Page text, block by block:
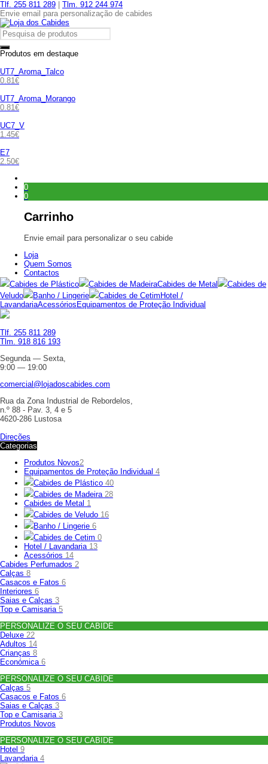
Tlf. 255 811 289
Tlm. 912 244 974
Envie email para personalização de cabides
Produtos em destaque
UT7_Aroma_Talco
0.81€
UT7_Aroma_Morango
0.81€
UC7_V
1.45€
E7
2.50€
0
0
Carrinho
Envie email para personalizar o seu cabide
Loja
Quem Somos
Contactos
Cabides de Plástico
Cabides de MadeiraCabides de Metal
Cabides de
Veludo
Banho / Lingerie Cabides de Cetim Hotel /
LavandariaAcessórios Equipamentos de Proteção Individual
Tlf. 255 811 289
Tlm. 918 816 193
Segunda — Sexta,
9:00 — 19:00
comercial@lojadoscabides.com
Rua da Zona Industrial de Rebordelos,
n.º 88 - Pav. 3, 4 e 5
4620-286 Lustosa
Direções
Categorias
Produtos Novos2
Equipamentos de Proteção Individual 4
Cabides de Plástico 40
Cabides de Madeira 28
Cabides de Metal 1
Cabides de Veludo 16
Banho / Lingerie 6
Cabides de Cetim 0
Hotel / Lavandaria 13
Acessórios 14
Cabides Perfumados 2
Calças 8
Casacos e Fatos 6
Interiores 6
Saias e Calças 3
Top e Camisaria 5
PERSONALIZE O SEU CABIDE
Deluxe 22
Adultos 14
Crianças 8
Económica 6
PERSONALIZE O SEU CABIDE
Calças 5
Casacos e Fatos 6
Saias e Calças 3
Top e Camisaria 3
Produtos Novos
PERSONALIZE O SEU CABIDE
Hotel 9
Lavandaria 4